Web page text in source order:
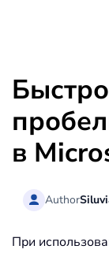
в
Author
При